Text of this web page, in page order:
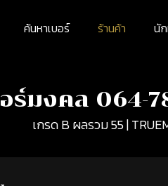
ค้นหาเบอร์ ร้านค้า นั
ร์มงคล 064-
เกรด B ผลรวม 55 |